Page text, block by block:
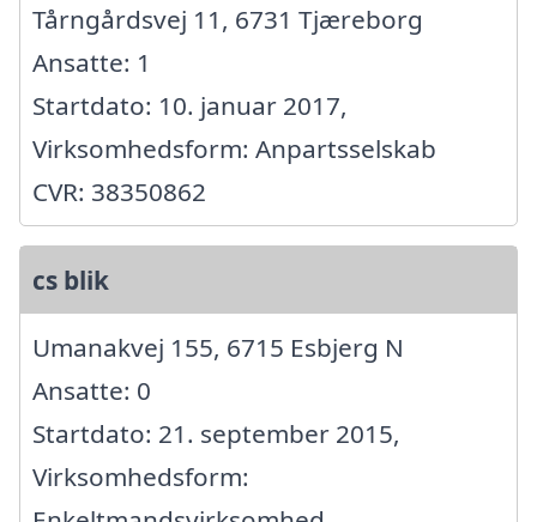
Tårngårdsvej 11, 6731 Tjæreborg
Ansatte: 1
Startdato: 10. januar 2017,
Virksomhedsform: Anpartsselskab
CVR: 38350862
cs blik
Umanakvej 155, 6715 Esbjerg N
Ansatte: 0
Startdato: 21. september 2015,
Virksomhedsform: